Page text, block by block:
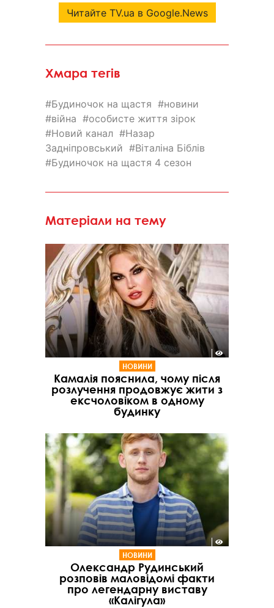
Читайте TV.ua в Google.News
Хмара тегів
Будиночок на щастя
новини
війна
особисте життя зірок
Новий канал
Назар
Задніпровський
Віталіна Біблів
Будиночок на щастя 4 сезон
Матеріали на тему
НОВИНИ
Камалія пояснила, чому після
розлучення продовжує жити з
ексчоловіком в одному
будинку
НОВИНИ
Олександр Рудинський
розповів маловідомі факти
про легендарну виставу
«Калігула»